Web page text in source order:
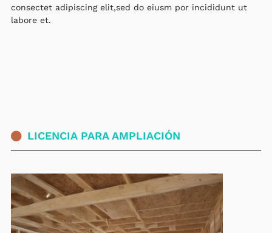
consectet adipiscing elit,sed do eiusm por incididunt ut
labore et.
LICENCIA PARA AMPLIACIÓN